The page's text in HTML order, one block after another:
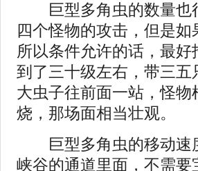
巨型多角虫的数量也
四个怪物的攻击，但是
所以条件允许的话，最
到了三十级左右，带三
大虫子往前面一站，怪
烧，那场面相当壮观。
巨型多角虫的移动速
峡谷的通道里面，不需